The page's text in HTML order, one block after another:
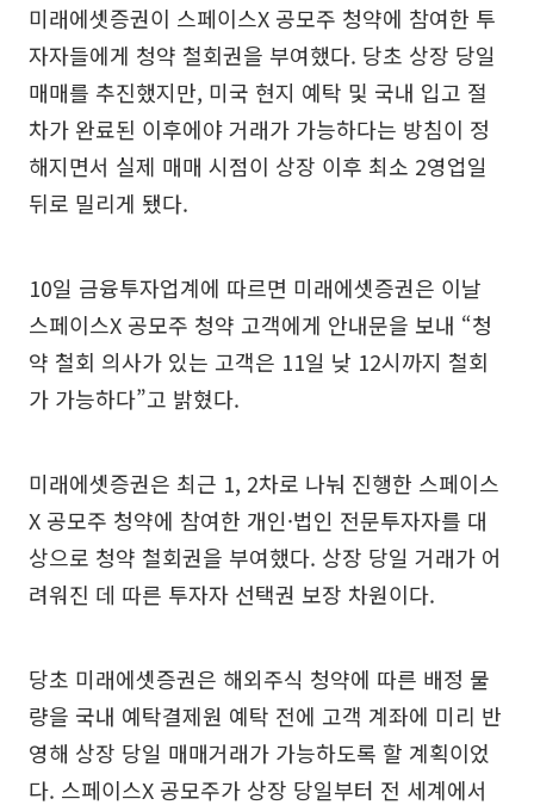
미래에셋증권이 스페이스X 공모주 청약에 참여한 투
자자들에게 청약 철회권을 부여했다. 당초 상장 당일
매매를 추진했지만, 미국 현지 예탁 및 국내 입고 절
차가 완료된 이후에야 거래가 가능하다는 방침이 정
해지면서 실제 매매 시점이 상장 이후 최소 2영업일
뒤로 밀리게 됐다.
10일 금융투자업계에 따르면 미래에셋증권은 이날
스페이스X 공모주 청약 고객에게 안내문을 보내 “청
약 철회 의사가 있는 고객은 11일 낮 12시까지 철회
가 가능하다”고 밝혔다.
미래에셋증권은 최근 1, 2차로 나눠 진행한 스페이스
X 공모주 청약에 참여한 개인·법인 전문투자자를 대
상으로 청약 철회권을 부여했다. 상장 당일 거래가 어
려워진 데 따른 투자자 선택권 보장 차원이다.
당초 미래에셋증권은 해외주식 청약에 따른 배정 물
량을 국내 예탁결제원 예탁 전에 고객 계좌에 미리 반
영해 상장 당일 매매거래가 가능하도록 할 계획이었
다. 스페이스X 공모주가 상장 당일부터 전 세계에서